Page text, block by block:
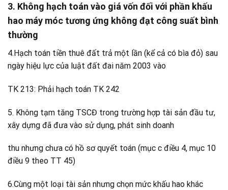
3. Không hạch toán vào giá vốn đối với phần khấu
hao máy móc tương ứng không đạt công suất bình
thường
4.Hạch toán tiền thuê đất trả một lần (kể cả có bìa đỏ) sau
ngày hiệu lực của luật đất đai năm 2003 vào
TK 213: Phải hạch toán TK 242
5. Không tạm tăng TSCĐ trong trường hợp tài sản đầu tư,
xây dựng đã đưa vào sử dụng, phát sinh doanh
thu nhưng chưa có hồ sơ quyết toán (mục c điều 4, mục 10
điều 9 theo TT 45)
6.Cùng một loại tài sản nhưng chọn mức khấu hao khác